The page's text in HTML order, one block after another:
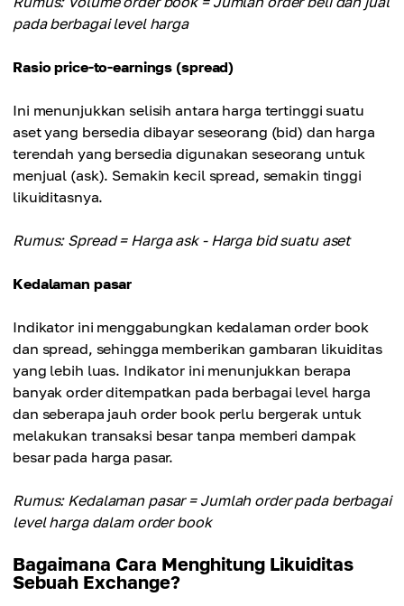
pada berbagai level harga
Rasio price-to-earnings (spread)
Ini menunjukkan selisih antara harga tertinggi suatu
aset yang bersedia dibayar seseorang (bid) dan harga
terendah yang bersedia digunakan seseorang untuk
menjual (ask). Semakin kecil spread, semakin tinggi
likuiditasnya.
Rumus: Spread = Harga ask - Harga bid suatu aset
Kedalaman pasar
Indikator ini menggabungkan kedalaman order book
dan spread, sehingga memberikan gambaran likuiditas
yang lebih luas. Indikator ini menunjukkan berapa
banyak order ditempatkan pada berbagai level harga
dan seberapa jauh order book perlu bergerak untuk
melakukan transaksi besar tanpa memberi dampak
besar pada harga pasar.
Rumus: Kedalaman pasar = Jumlah order pada berbagai
level harga dalam order book
Bagaimana Cara Menghitung Likuiditas
Sebuah Exchange?